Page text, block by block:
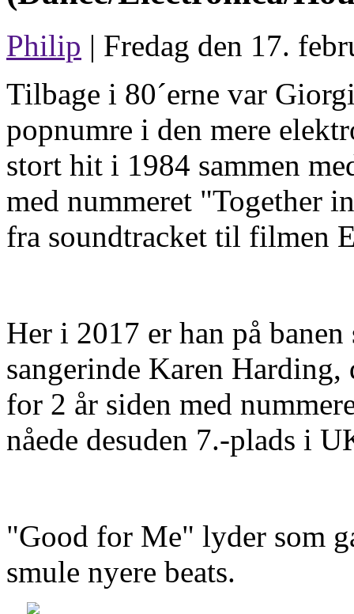
Philip | Fredag den 17.
Tilbage i 80´erne var
popnumre i den mere
stort hit i 1984 sammen
med nummeret "Together
fra soundtracket til filmen
Her i 2017 er han på
sangerinde Karen
for 2 år siden med
nåede desuden 7.-plads i
"Good for Me" lyder som
smule nyere beats.